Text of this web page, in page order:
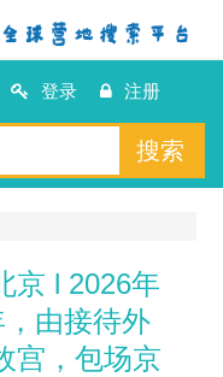
登录 注册
搜索
京 l 2026年
由接待外
宫，包场京